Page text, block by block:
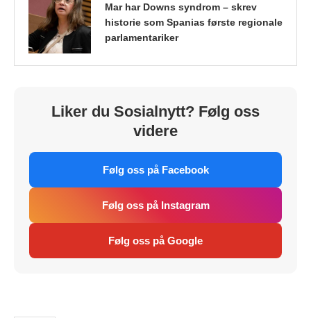
Mar har Downs syndrom – skrev
historie som Spanias første regionale
parlamentariker
Liker du Sosialnytt? Følg oss
videre
Følg oss på Facebook
Følg oss på Instagram
Følg oss på Google